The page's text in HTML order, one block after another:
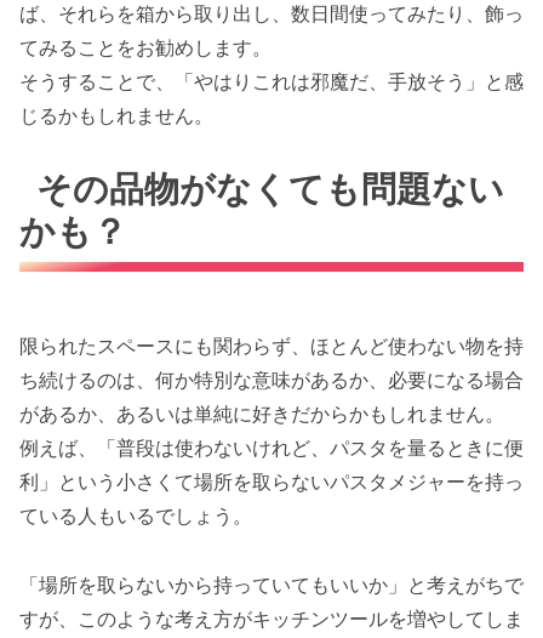
ば、それらを箱から取り出し、数日間使ってみたり、飾っ
てみることをお勧めします。
そうすることで、「やはりこれは邪魔だ、手放そう」と感
じるかもしれません。
その品物がなくても問題ない
かも？
限られたスペースにも関わらず、ほとんど使わない物を持
ち続けるのは、何か特別な意味があるか、必要になる場合
があるか、あるいは単純に好きだからかもしれません。
例えば、「普段は使わないけれど、パスタを量るときに便
利」という小さくて場所を取らないパスタメジャーを持っ
ている人もいるでしょう。
「場所を取らないから持っていてもいいか」と考えがちで
すが、このような考え方がキッチンツールを増やしてしま